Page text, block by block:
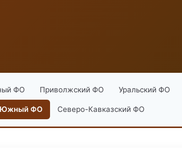
ФО Приволжский ФО Уральский ФО
Южный ФО Северо-Кавказский ФО